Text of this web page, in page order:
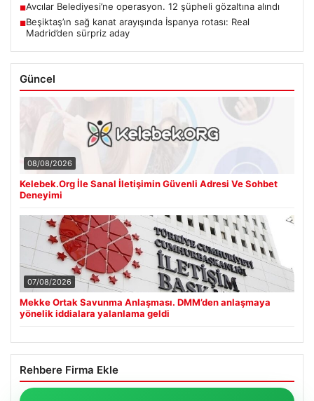
■Avcılar Belediyesi’ne operasyon. 12 şüpheli gözaltına alındı
■Beşiktaş’ın sağ kanat arayışında İspanya rotası: Real
Madrid’den sürpriz aday
Güncel
08/08/2026
Kelebek.Org İle Sanal İletişimin Güvenli Adresi Ve Sohbet
Deneyimi
07/08/2026
Mekke Ortak Savunma Anlaşması. DMM’den anlaşmaya
yönelik iddialara yalanlama geldi
Rehbere Firma Ekle